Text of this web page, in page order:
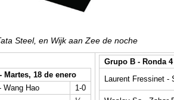
Steel, en Wijk aan Zee de noche
Martes, 18 de enero
Wang Hao
1-0
Grupo B - Ronda
Laurent Fressinet -